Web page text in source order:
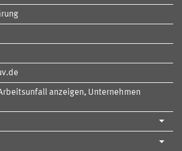
anzeigen, Unternehmen